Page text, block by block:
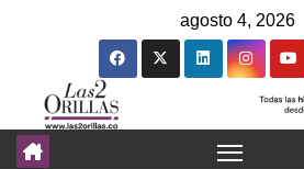
agosto 4, 2026